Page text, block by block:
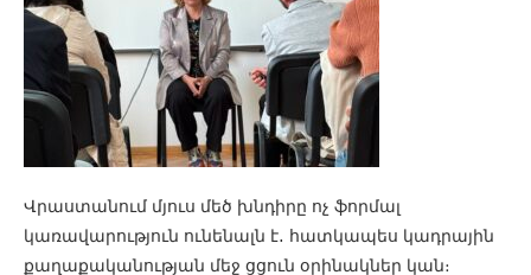
Վրաստանում մյուս մեծ խնդիրը ոչ ֆորմալ
կառավարություն ունենալն է․ հատկապես կադրային
քաղաքականության մեջ ցցուն օրինակներ կան։